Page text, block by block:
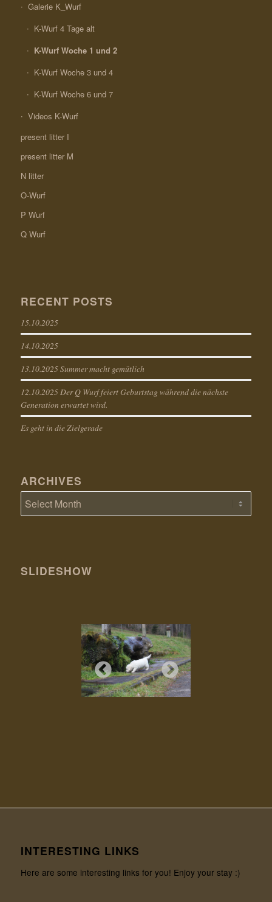
Galerie K_Wurf
K-Wurf 4 Tage alt
K-Wurf Woche 1 und 2
K-Wurf Woche 3 und 4
K-Wurf Woche 6 und 7
Videos K-Wurf
present litter I
present litter M
N litter
O-Wurf
P Wurf
Q Wurf
RECENT POSTS
15.10.2025
14.10.2025
13.10.2025 Summer macht gemütlich
12.10.2025 Der Q Wurf feiert Geburtstag während die nächste
Generation erwartet wird.
Es geht in die Zielgerade
ARCHIVES
SLIDESHOW
INTERESTING LINKS
Here are some interesting links for you! Enjoy your stay :)